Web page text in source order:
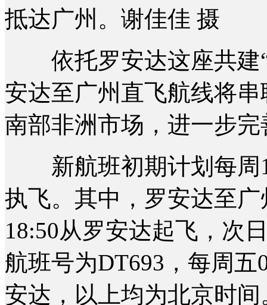
抵达广州。谢佳佳 摄
依托罗安达这座共建“
安达至广州直飞航线将
南部非洲市场，进一步
新航班初期计划每周1
执飞。其中，罗安达至
18:50从罗安达起飞，次
航班号为DT693，每周五
安达，以上均为北京时间